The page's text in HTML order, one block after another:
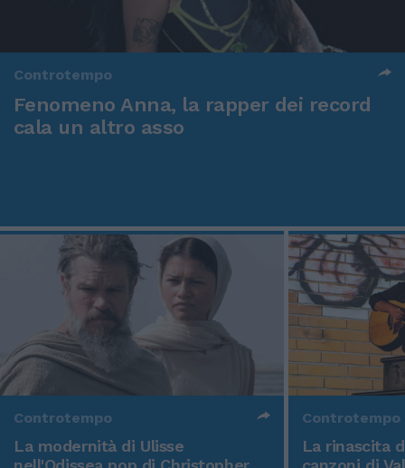
Controtempo
Fenomeno Anna, la rapper dei record
cala un altro asso
Controtempo
La modernità di Ulisse
Controtempo
La rinascita